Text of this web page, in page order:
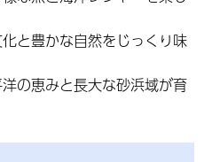
化と豊かな自然をじっくり味
洋の恵みと長大な砂浜域が育